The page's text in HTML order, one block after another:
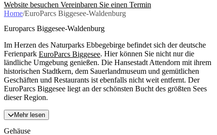
Website besuchen Vereinbaren Sie einen Termin
Home/EuroParcs Biggesee-Waldenburg
Europarcs Biggesee-Waldenburg
Im Herzen des Naturparks Ebbegebirge befindet sich der deutsche
Ferienpark EuroParcs Biggesee. Hier können Sie nicht nur die
ländliche Umgebung genießen. Die Hansestadt Attendorn mit ihrem
historischen Stadtkern, dem Sauerlandmuseum und gemütlichen
Geschäften und Restaurants ist ebenfalls nicht weit entfernt. Der
EuroParcs Biggesee liegt an der schönsten Bucht des größten Sees
dieser Region.
Mehr lesen
Gehäuse